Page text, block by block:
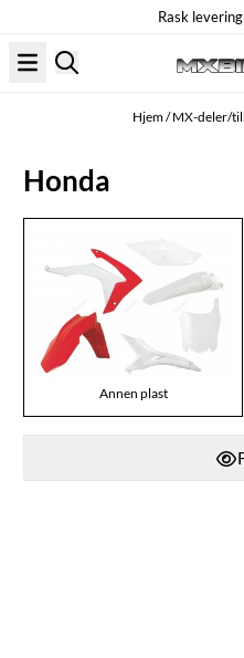
Rask
Hjem/MX-deler/
Honda
Annen plast